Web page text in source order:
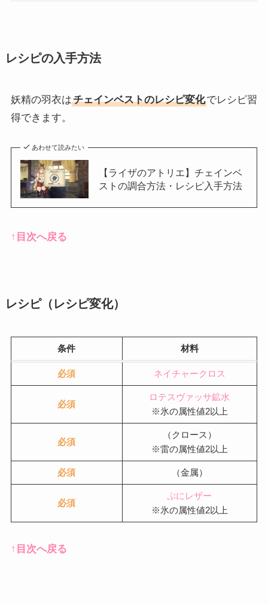
レシピの入手方法
妖精の羽衣はチェインベストのレシピ変化でレシピ習
得できます。
あわせて読みたい
【ライザのアトリエ】チェインベ
ストの調合方法・レシピ入手方法
↑目次へ戻る
レシピ（レシピ変化）
条件 材料
必須 ネイチャークロス
必須
ロテスヴァッサ鉱水
※氷の属性値2以上
必須
（クロース）
※雷の属性値2以上
必須 （金属）
必須
ぷにレザー
※氷の属性値2以上
↑目次へ戻る